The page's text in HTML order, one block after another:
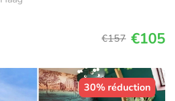
€157 €105
30% réduction